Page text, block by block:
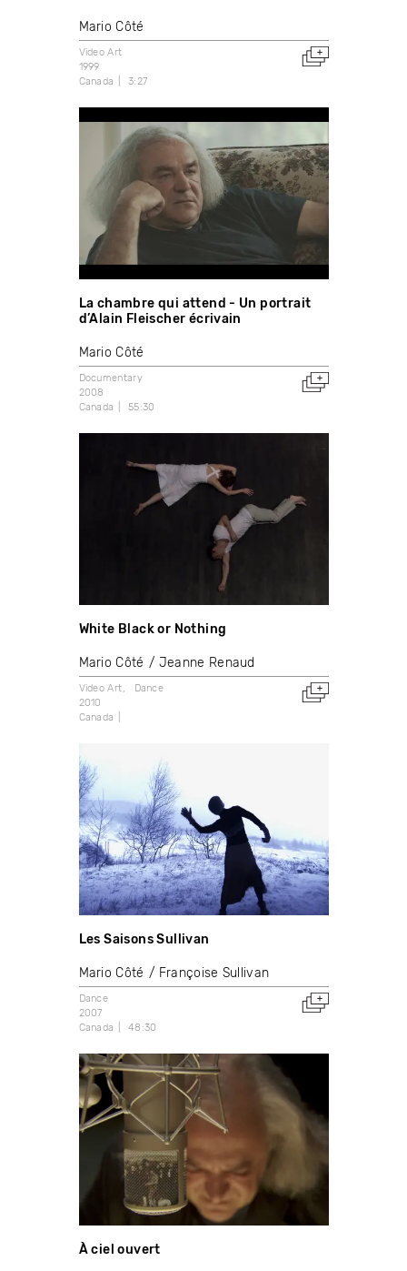
Mario Côté
Video Art
1999
Canada
3:27
La chambre qui attend - Un portrait
d’Alain Fleischer écrivain
Mario Côté
Documentary
2008
Canada
55:30
White Black or Nothing
Mario Côté Jeanne Renaud
Video Art
Dance
2010
Canada
Les Saisons Sullivan
Mario Côté Françoise Sullivan
Dance
2007
Canada
48:30
À ciel ouvert